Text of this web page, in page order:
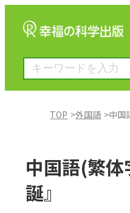
TOP 外国語 中国
中国語(繁
誕』